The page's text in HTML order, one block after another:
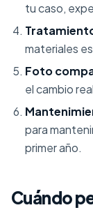
tu caso,
materiales
Foto
el cambio
para
primer año.
Cuándo